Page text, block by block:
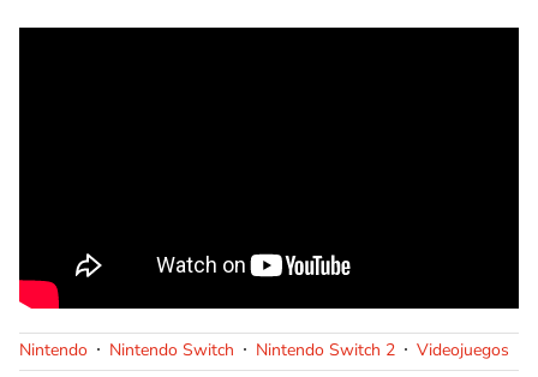
Nintendo Nintendo Switch Nintendo Switch 2 Videojuegos